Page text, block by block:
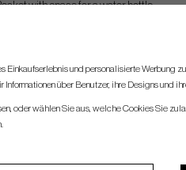
with space for a water bottle
Einkaufserlebnis und personalisierte Werbung
über Benutzer, ihre Designs und
oder wählen Sie aus, welche Cookies Sie